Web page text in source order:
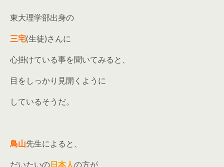
東大理学部出身の
三宅(生徒)さんに
心掛けている事を聞いてみると、
目をしっかり見開くように
しているそうだ。
鳥山先生によると、
だいたいの日本人の方が、